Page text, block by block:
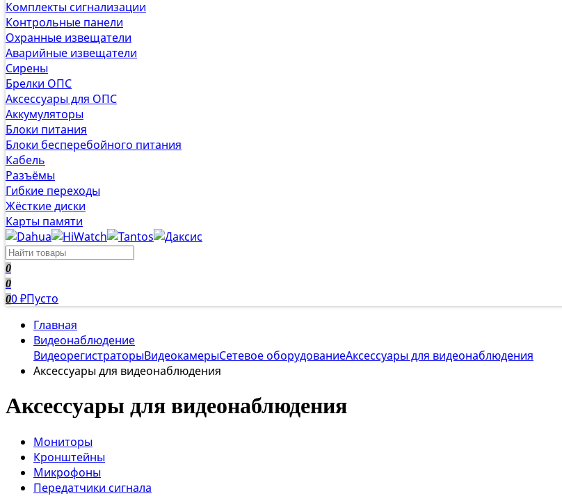
Комплекты сигнализации
Контрольные панели
Охранные извещатели
Аварийные извещатели
Сирены
Брелки ОПС
Аксессуары для ОПС
Аккумуляторы
Блоки питания
Блоки бесперебойного питания
Кабель
Разъёмы
Гибкие переходы
Жёсткие диски
Карты памяти
0
0
00 ₽Пусто
Главная
Видеонаблюдение
ВидеорегистраторыВидеокамерыСетевое оборудованиеАксессуары для видеонаблюдения
Аксессуары для видеонаблюдения
Аксессуары для видеонаблюдения
Мониторы
Кронштейны
Микрофоны
Передатчики сигнала